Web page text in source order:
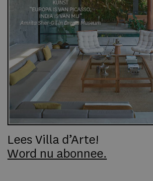
Lees Villa d’Arte!
Word nu abonnee.